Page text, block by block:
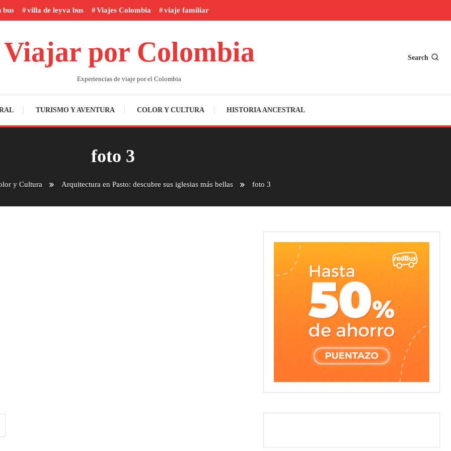
bus villa de leyva bus Viajes Colombia viaje familiar
Viajar por Colombia
Experiencias de viaje por el Colombia
Search
TURISMO Y AVENTURA COLOR Y CULTURA HISTORIA ANCESTRAL
foto 3
y Cultura Arquitectura en Pasto: descubre sus iglesias más bellas foto 3